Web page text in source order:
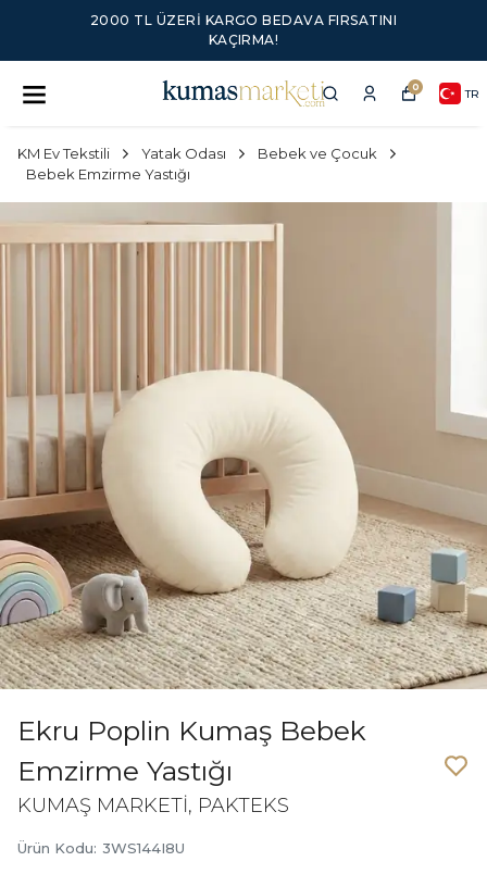
2000 TL ÜZERI KARGO BEDAVA FIRSATINI
KAÇIRMA!
0 TR
KM Ev Tekstili Yatak Odası
Bebek ve Çocuk
Bebek Emzirme Yastığı
Ekru Poplin Kumaş Bebek
Emzirme Yastığı
KUMAŞ MARKETİ, PAKTEKS
Ürün Kodu: 3WS144I8U